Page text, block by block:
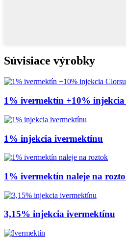
Súvisiace výrobky
1% ivermektín +10%
1% injekcia ivermektínu
1% ivermektín naleje na
3,15% injekcia ivermektínu